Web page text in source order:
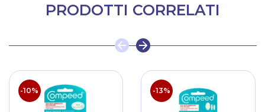
PRODOTTI CORRELATI
-10% -13%